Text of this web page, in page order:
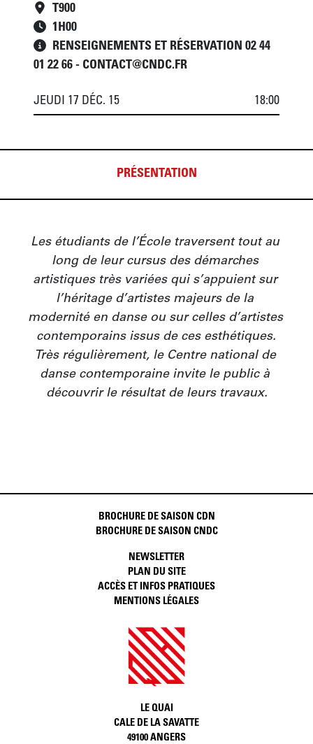
T900
1H00
RENSEIGNEMENTS ET RÉSERVATION 02 44
01 22 66 - CONTACT@CNDC.FR
JEUDI 17 DÉC. 15 18:00
PRÉSENTATION
Les étudiants de l’École traversent tout au
long de leur cursus des démarches
artistiques très variées qui s’appuient sur
l’héritage d’artistes majeurs de la
modernité en danse ou sur celles d’artistes
contemporains issus de ces esthétiques.
Très régulièrement, le Centre national de
danse contemporaine invite le public à
découvrir le résultat de leurs travaux.
BROCHURE DE SAISON CDN
BROCHURE DE SAISON CNDC
NEWSLETTER
PLAN DU SITE
ACCÈS ET INFOS PRATIQUES
MENTIONS LÉGALES
LE QUAI
CALE DE LA SAVATTE
49100 ANGERS